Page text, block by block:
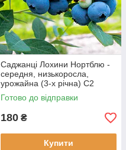
Саджанці Лохини Нортблю -
середня, низькоросла,
урожайна (3-х річна) С2
Готово до відправки
180 ₴
Купити